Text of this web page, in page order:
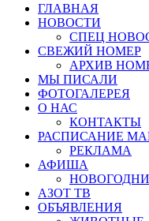
ГЛАВНАЯ
НОВОСТИ
СПЕЦ
СВЕЖИЙ НОМЕР
АРХИВ
МЫ ПИСАЛИ
ФОТОГАЛЕРЕЯ
О НАС
КОНТАКТЫ
РАСПИСАНИЕ
РЕКЛАМА
АФИША
АЗОТ ТВ
ОБЪЯВЛЕНИЯ